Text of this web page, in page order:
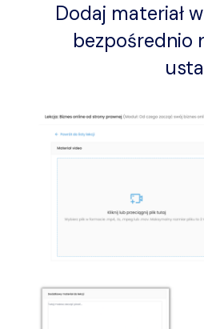
Dodaj materiał
bezpośrednio